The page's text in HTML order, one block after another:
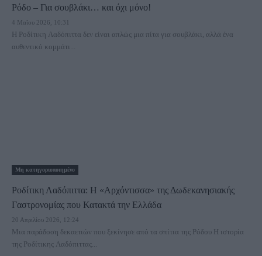
Ρόδο – Για σουβλάκι… και όχι μόνο!
4 Μαΐου 2026, 10:31
Η Ροδίτικη Λαδόπιττα δεν είναι απλώς μια πίτα για σουβλάκι, αλλά ένα
αυθεντικό κομμάτι...
Μη κατηγοριοποιημένο
Ροδίτικη Λαδόπιττα: Η «Αρχόντισσα» της Δωδεκανησιακής
Γαστρονομίας που Κατακτά την Ελλάδα
20 Απριλίου 2026, 12:24
Μια παράδοση δεκαετιών που ξεκίνησε από τα σπίτια της Ρόδου Η ιστορία
της Ροδίτικης Λαδόπιττας...